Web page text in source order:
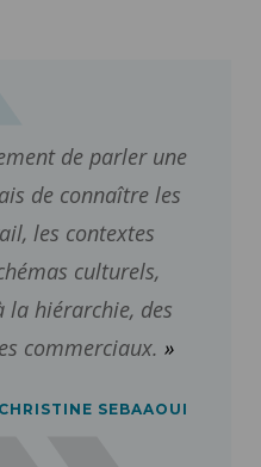
de parler une
de connaître les
les contextes
culturels,
hiérarchie, des
commerciaux.
SEBAAOUI